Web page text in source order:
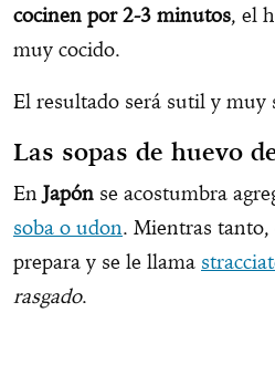
cocinen por 2-3 minutos, el
muy cocido.
El resultado será sutil y muy
Las sopas de huevo
En Japón se acostumbra
soba o udon. Mientras tanto,
prepara y se le llama
rasgado.